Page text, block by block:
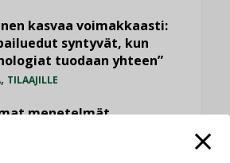
kasvaa voimakkaasti:
syntyvät, kun
tuodaan yhteen”
, TILAAJILLE
menetelmät